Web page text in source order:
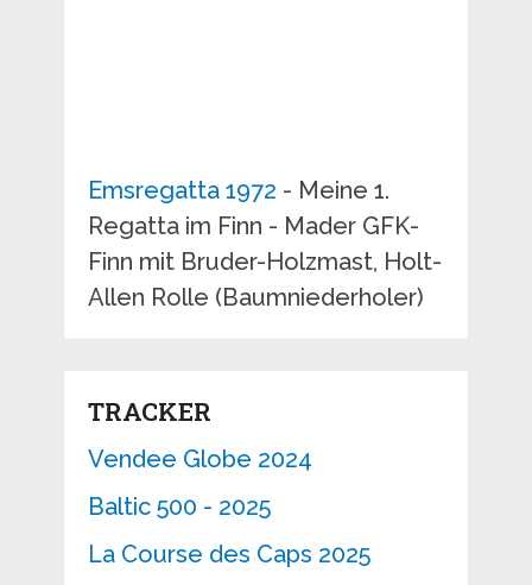
Emsregatta 1972 - Meine 1.
Regatta im Finn - Mader GFK-
Finn mit Bruder-Holzmast, Holt-
Allen Rolle (Baumniederholer)
TRACKER
Vendee Globe 2024
Baltic 500 - 2025
La Course des Caps 2025